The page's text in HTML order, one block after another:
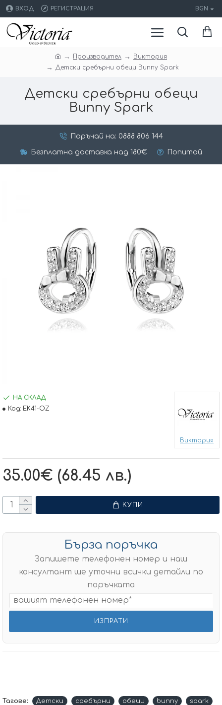
ВХОД РЕГИСТРАЦИЯ BGN
Производител
Виктория
Детски сребърни обеци Bunny Spark
Детски сребърни обеци
Bunny Spark
Поръчай на: 0888 806 144
Безплатна доставка над 180€ Попитай
35.00€ (68.45 лв.)
НА СКЛАД
Код: EK41-OZ
Виктория
КУПИ
Бърза поръчка
Запишете телефонен номер и наш
консултант ще уточни всички детайли по
поръчката
Тагове: Детски сребърни обеци bunny spark